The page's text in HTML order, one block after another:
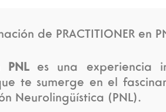
de PRACTITIONER en
PNLes una experiencia
te sumerge en el
Neurolingüística (PNL).